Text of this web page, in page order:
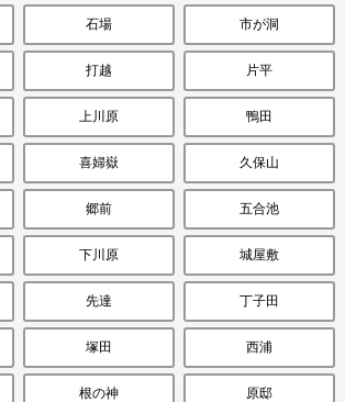
石場 市が洞
打越 片平
上川原 鴨田
喜婦嶽 久保山
郷前 五合池
下川原 城屋敷
先達 丁子田
塚田 西浦
根の神 原邸